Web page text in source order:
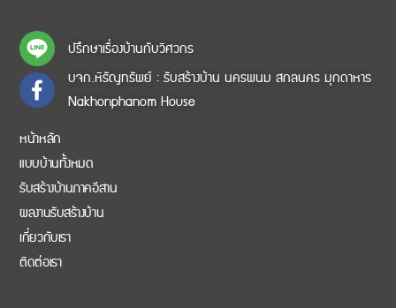
ปรึกษาเรื่องบ้านกับวิศวกร
บจก.หิรัญทรัพย์ : รับสร้างบ้าน นครพนม สกลนคร มุกดาหาร
Nakhonphanom House
หน้าหลัก
แบบบ้านทั้งหมด
รับสร้างบ้านภาคอีสาน
ผลงานรับสร้างบ้าน
เกี่ยวกับเรา
ติดต่อเรา